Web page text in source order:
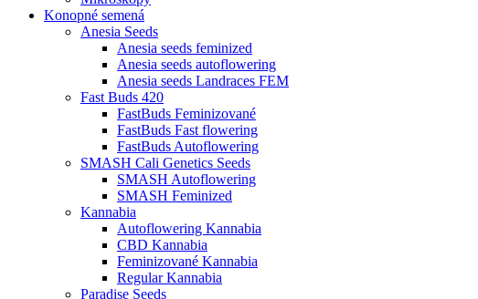
Konopné semená
Anesia Seeds
Anesia seeds feminized
Anesia seeds autoflowering
Anesia seeds Landraces FEM
Fast Buds 420
FastBuds Feminizované
FastBuds Fast flowering
FastBuds Autoflowering
SMASH Cali Genetics Seeds
SMASH Autoflowering
SMASH Feminized
Kannabia
Autoflowering Kannabia
CBD Kannabia
Feminizované Kannabia
Regular Kannabia
Paradise Seeds